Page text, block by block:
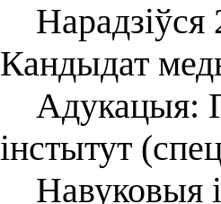
Нарадзіўся
Кандыдат
Адукацыя:
інстытут
Навуковыя